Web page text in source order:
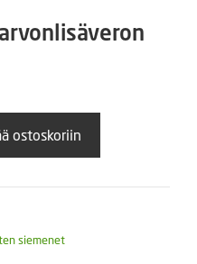
ostoskoriin
siemenet